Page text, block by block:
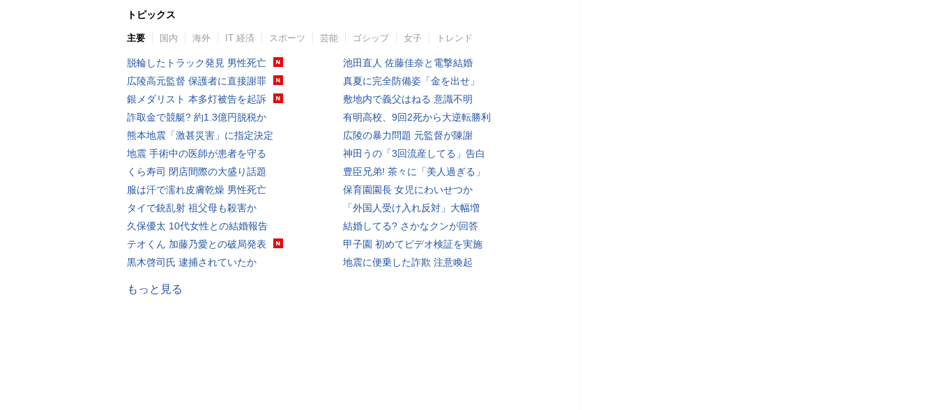
トピックス
主要 国内 海外 IT 経済 スポーツ 芸能 ゴシップ 女子 トレンド
脱輪したトラック発見 男性死亡
広陵高元監督 保護者に直接謝罪
銀メダリスト 本多灯被告を起訴
詐取金で競艇? 約1.3億円脱税か
熊本地震「激甚災害」に指定決定
地震 手術中の医師が患者を守る
くら寿司 閉店間際の大盛り話題
服は汗で濡れ皮膚乾燥 男性死亡
タイで銃乱射 祖父母も殺害か
久保優太 10代女性との結婚報告
テオくん 加藤乃愛との破局発表
黒木啓司氏 逮捕されていたか
池田直人 佐藤佳奈と電撃結婚
真夏に完全防備姿「金を出せ」
敷地内で義父はねる 意識不明
有明高校、9回2死から大逆転勝利
広陵の暴力問題 元監督が陳謝
神田うの「3回流産してる」告白
豊臣兄弟! 茶々に「美人過ぎる」
保育園園長 女児にわいせつか
「外国人受け入れ反対」大幅増
結婚してる? さかなクンが回答
甲子園 初めてビデオ検証を実施
地震に便乗した詐欺 注意喚起
もっと見る